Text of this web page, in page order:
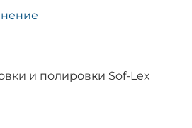
и полировки Sof-Lex